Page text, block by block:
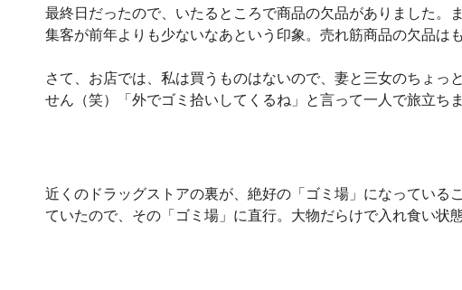
最終日だったので、いたるところで商品の欠品がありました。
集客が前年よりも少ないなあという印象。売れ筋商品の欠品は
さて、お店では、私は買うものはないので、妻と三女のちょっ
せん（笑）「外でゴミ拾いしてくるね」と言って一人で旅立ちま
近くのドラッグストアの裏が、絶好の「ゴミ場」になっている
ていたので、その「ゴミ場」に直行。大物だらけで入れ食い状